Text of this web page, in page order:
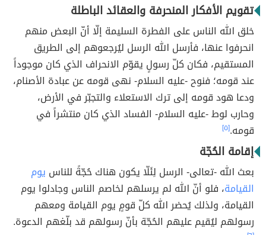
تقويم الأفكار المنحرفة والعقائد الباطلة
خلق الله الناس على الفطرة السليمة إلّا أنّ البعض منهم
انحرفوا عنها، فأرسل الله الرسل ليُرجعوهم إلى الطريق
المستقيم، فكان كلّ رسولٍ يقوّم الانحراف الذي كان موجوداً
عند قومه؛ فنوح -عليه السلام- نهى قومه عن عبادة الأصنام،
ودعا هود قومه إلى ترك الاستعلاء والتجبّر في الأرض،
وحارب لوط -عليه السلام- الفساد الذي كان منتشراً في
قومه.[٥]
إقامة الحُجّة
بعث الله -تعالى- الرسل لِئَلّا يكون هناك حُجّةً للناس يوم
القيامة، فلو أنّ الله لم يرسلهم لخاصم الناس وجادلوا يوم
القيامة، ولذلك يُحضر الله كلّ قومٍ يوم القيامة ومعهم
رسولهم ليُقيم عليهم الحُجّة بأنّ رسولهم قد بلّغهم الدعوة.